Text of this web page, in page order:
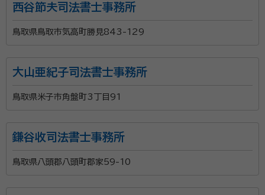
西谷節夫司法書士事務所
鳥取県鳥取市気高町勝見843-129
大山亜紀子司法書士事務所
鳥取県米子市角盤町3丁目91
鎌谷收司法書士事務所
鳥取県八頭郡八頭町郡家59-10